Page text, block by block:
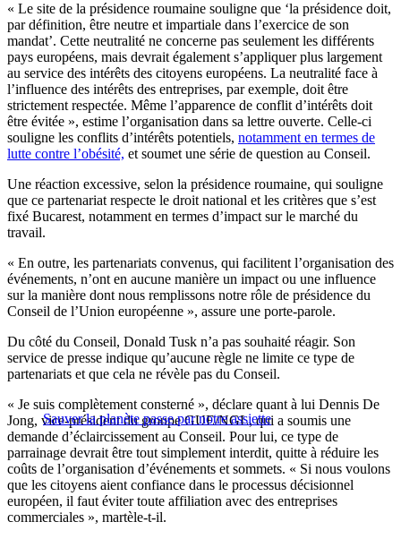
« Le site de la présidence roumaine souligne que ‘la présidence doit,
par définition, être neutre et impartiale dans l’exercice de son
mandat’. Cette neutralité ne concerne pas seulement les différents
pays européens, mais devrait également s’appliquer plus largement
au service des intérêts des citoyens européens. La neutralité face à
l’influence des intérêts des entreprises, par exemple, doit être
strictement respectée. Même l’apparence de conflit d’intérêts doit
être évitée », estime l’organisation dans sa lettre ouverte. Celle-ci
souligne les conflits d’intérêts potentiels, notamment en termes de
lutte contre l’obésité, et soumet une série de question au Conseil.
Une réaction excessive, selon la présidence roumaine, qui souligne
que ce partenariat respecte le droit national et les critères que s’est
fixé Bucarest, notamment en termes d’impact sur le marché du
travail.
« En outre, les partenariats convenus, qui facilitent l’organisation des
événements, n’ont en aucune manière un impact ou une influence
sur la manière dont nous remplissons notre rôle de présidence du
Conseil de l’Union européenne », assure une porte-parole.
Du côté du Conseil, Donald Tusk n’a pas souhaité réagir. Son
service de presse indique qu’aucune règle ne limite ce type de
partenariats et que cela ne révèle pas du Conseil.
Sauver la planète passe par notre assiette
« Je suis complètement consterné », déclare quant à lui Dennis De
Jong, vice-président du groupe GUE/NGL, qui a soumis une
demande d’éclaircissement au Conseil. Pour lui, ce type de
parrainage devrait être tout simplement interdit, quitte à réduire les
coûts de l’organisation d’événements et sommets. « Si nous voulons
que les citoyens aient confiance dans le processus décisionnel
européen, il faut éviter toute affiliation avec des entreprises
commerciales », martèle-t-il.